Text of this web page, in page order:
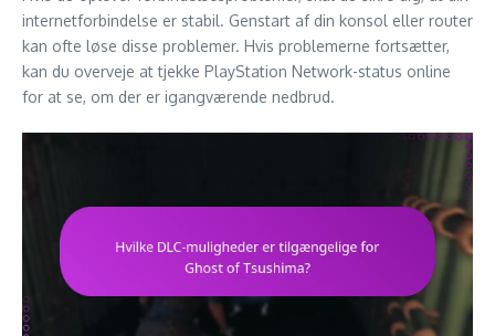
internetforbindelse er stabil. Genstart af din konsol eller router
kan ofte løse disse problemer. Hvis problemerne fortsætter,
kan du overveje at tjekke PlayStation Network-status online
for at se, om der er igangværende nedbrud.